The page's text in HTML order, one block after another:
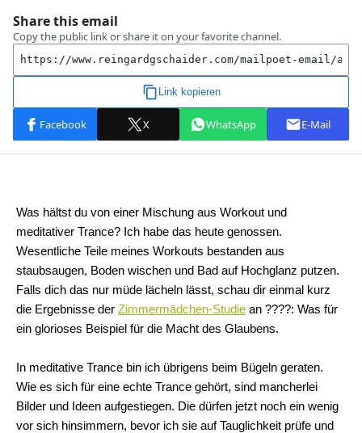
Was hältst du von einer Mischung aus Workout und
meditativer Trance? Ich habe das heute genossen.
Wesentliche Teile meines Workouts bestanden aus
staubsaugen, Boden wischen und Bad auf Hochglanz putzen.
Falls dich das nur müde lächeln lässt, schau dir einmal kurz
die Ergebnisse der Zimmermädchen-Studie an ????: Was für
ein glorioses Beispiel für die Macht des Glaubens.
In meditative Trance bin ich übrigens beim Bügeln geraten.
Wie es sich für eine echte Trance gehört, sind mancherlei
Bilder und Ideen aufgestiegen. Die dürfen jetzt noch ein wenig
vor sich hinsimmern, bevor ich sie auf Tauglichkeit prüfe und